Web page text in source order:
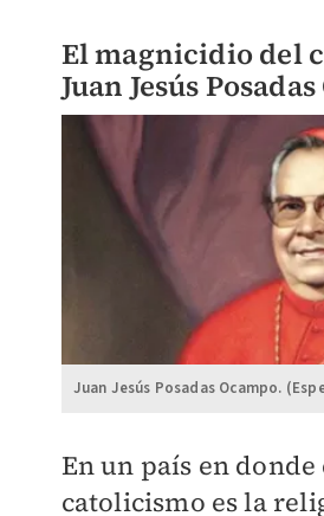
El magnicidio del
Juan Jesús
Juan Jesús Posadas Ocampo.
En un país en donde
catolicismo es la